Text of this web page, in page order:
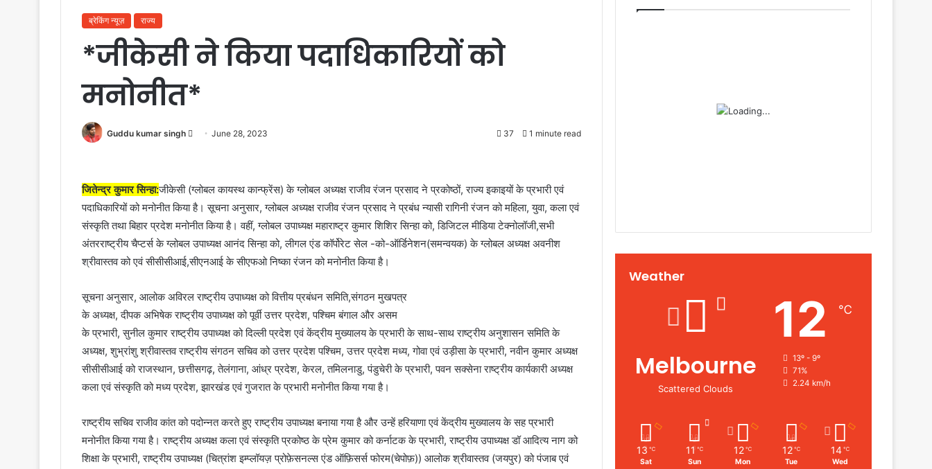
ब्रेकिंग न्यूज़ राज्य
*जीकेसी ने किया पदाधिकारियों को
मनोनीत*
Guddu kumar singh
SendJune 28, 2023 37 1 minute read
जितेन्द्र कुमार सिन्हा:जीकेसी (ग्लोबल कायस्थ कान्फ्रेंस) के ग्लोबल अध्यक्ष राजीव रंजन प्रसाद ने प्रकोष्ठों, राज्य इकाइयों के प्रभारी एवं
पदाधिकारियों को मनोनीत किया है। सूचना अनुसार, ग्लोबल अध्यक्ष राजीव रंजन प्रसाद ने प्रबंध न्यासी रागिनी रंजन को महिला, युवा, कला एवं
संस्कृति तथा बिहार प्रदेश मनोनीत किया है। वहीं, ग्लोबल उपाध्यक्ष महाराष्ट्र कुमार शिशिर सिन्हा को, डिजिटल मीडिया टेक्नोलॉजी,सभी
अंतरराष्ट्रीय चैप्टर्स के ग्लोबल उपाध्यक्ष आनंद सिन्हा को, लीगल एंड कॉर्पोरेट सेल -को-ऑर्डिनेशन(समन्वयक) के ग्लोबल अध्यक्ष अवनीश
श्रीवास्तव को एवं सीसीसीआई,सीएनआई के सीएफओ निष्का रंजन को मनोनीत किया है।
सूचना अनुसार, आलोक अविरल राष्ट्रीय उपाध्यक्ष को वित्तीय प्रबंधन समिति,संगठन मुखपत्र
के अध्यक्ष, दीपक अभिषेक राष्ट्रीय उपाध्यक्ष को पूर्वी उत्तर प्रदेश, पश्चिम बंगाल और असम
के प्रभारी, सुनील कुमार राष्ट्रीय उपाध्यक्ष को दिल्ली प्रदेश एवं केंद्रीय मुख्यालय के प्रभारी के साथ-साथ राष्ट्रीय अनुशासन समिति के
अध्यक्ष, शुभ्रांशु श्रीवास्तव राष्ट्रीय संगठन सचिव को उत्तर प्रदेश पश्चिम, उत्तर प्रदेश मध्य, गोवा एवं उड़ीसा के प्रभारी, नवीन कुमार अध्यक्ष
सीसीसीआई को राजस्थान, छत्तीसगढ़, तेलंगाना, आंध्र प्रदेश, केरल, तमिलनाडु, पंडुचेरी के प्रभारी, पवन सक्सेना राष्ट्रीय कार्यकारी अध्यक्ष
कला एवं संस्कृति को मध्य प्रदेश, झारखंड एवं गुजरात के प्रभारी मनोनीत किया गया है।
राष्ट्रीय सचिव राजीव कांत को पदोन्नत करते हुए राष्ट्रीय उपाध्यक्ष बनाया गया है और उन्हें हरियाणा एवं केंद्रीय मुख्यालय के सह प्रभारी
मनोनीत किया गया है। राष्ट्रीय अध्यक्ष कला एवं संस्कृति प्रकोष्ठ के प्रेम कुमार को कर्नाटक के प्रभारी, राष्ट्रीय उपाध्यक्ष डॉ आदित्य नाग को
शिक्षा के प्रभारी, राष्ट्रीय उपाध्यक्ष (चित्रांश इम्प्लॉयज़ प्रोफ़ेसनल्स एंड ऑफ़िसर्स फोरम(चेपोफ़)) आलोक श्रीवास्तव (जयपुर) को पंजाब एवं
Weather
Melbourne
Scattered Clouds
12 ℃
13º - 9º
71%
2.24 km/h
13 ℃
Sat
11 ℃
Sun
12 ℃
Mon
12 ℃
Tue
14 ℃
Wed